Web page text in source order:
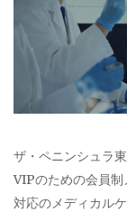
ザ・ペニンシュラ
VIPのための会員
対応のメディカル